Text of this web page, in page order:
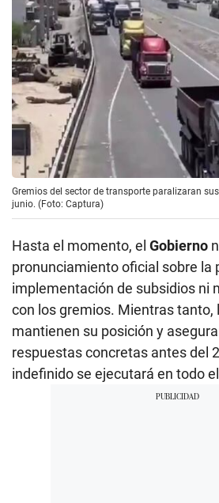
Gremios del sector de transporte paralizaran
junio. (Foto: Captura)
Hasta el momento, el Gobierno
pronunciamiento oficial sobre la
implementación de subsidios ni
con los gremios. Mientras
mantienen su posición y
respuestas concretas antes del
indefinido se ejecutará en todo